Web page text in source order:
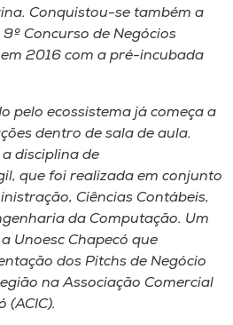
Conquistou-se também a
Concurso de Negócios
2016 com a pré-incubada
pelo ecossistema já começa a
dentro de sala de aula.
disciplina de
que foi realizada em conjunto
Ciências Contábeis,
da Computação. Um
Unoesc Chapecó que
dos Pitchs de Negócio
na Associação Comercial
(ACIC).